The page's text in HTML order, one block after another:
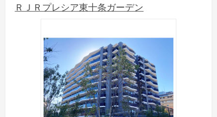
ＲＪＲプレシア東十条ガーデン